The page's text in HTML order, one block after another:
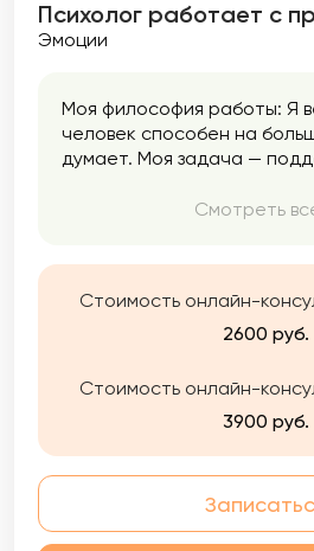
Психолог работает с
Эмоции
Моя философия работы: Я
человек способен на
думает. Моя задача —
гармоничной жизни. Мой
растягиваю процесс на
честно: если пойму, что не
другого специалиста.
Смотреть
Стоимость онлайн-
2600 руб.
Стоимость онлайн-
3900 руб.